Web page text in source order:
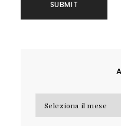
Archivi